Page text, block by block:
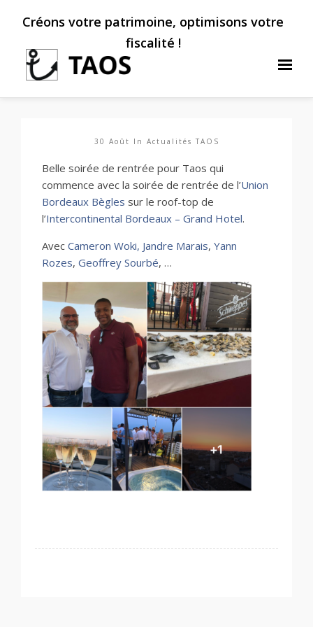
Créons votre patrimoine, optimisons votre
fiscalité !
30 Août In Actualités TAOS
Belle soirée de rentrée pour Taos qui
commence avec la soirée de rentrée de l’Union
Bordeaux Bègles sur le roof-top de
l’Intercontinental Bordeaux – Grand Hotel.
Avec Cameron Woki, Jandre Marais, Yann
Rozes, Geoffrey Sourbé, …